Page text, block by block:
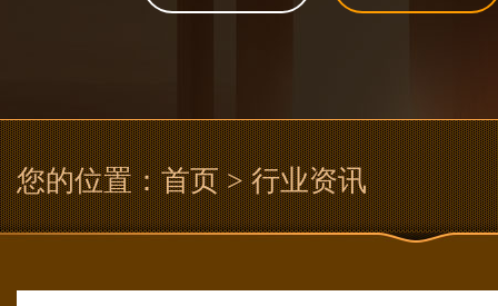
您的位置：首页> 行业资讯